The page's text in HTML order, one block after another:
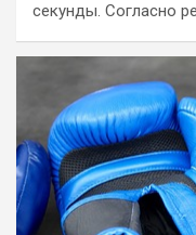
секунды. Согласно